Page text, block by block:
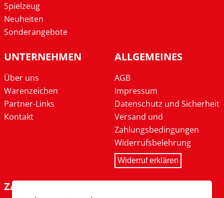
Spielzeug
Neuheiten
Sonderangebote
UNTERNEHMEN
Über uns
Warenzeichen
Partner-Links
Kontakt
ALLGEMEINES
AGB
Impressum
Datenschutz und Sicherheit
Versand und
Zahlungsbedingungen
Widerrufsbelehrung
Widerruf erklären
ZAHLARTEN